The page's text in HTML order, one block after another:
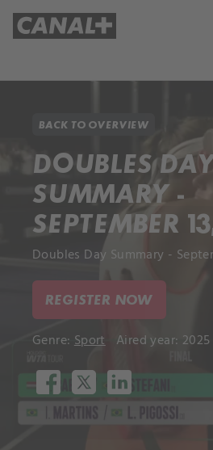
BACK TO OVERVIEW
DOUBLES
SUMMARY -
SEPTEMBER
Doubles Day Summary -
REGISTER NOW
Genre: Sport Aired year: 2025